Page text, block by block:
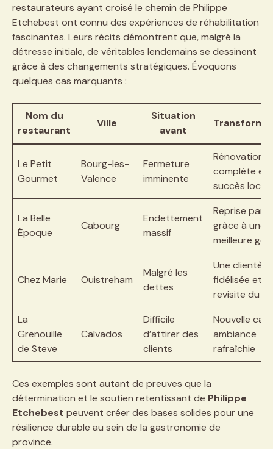
restaurateurs ayant croisé le chemin de Philippe
Etchebest ont connu des expériences de réhabilitation
fascinantes. Leurs récits démontrent que, malgré la
détresse initiale, de véritables lendemains se dessinent
grâce à des changements stratégiques. Évoquons
quelques cas marquants :
Nom du
restaurant
Ville
Situation
avant
Le Petit
Gourmet
Bourg-les-
Valence
Fermeture
imminente
Rénovation
complète et
succès local
La Belle
Époque
Cabourg
Endettement
massif
Reprise
grâce à une
meilleure
Chez Marie Ouistreham
Malgré les
dettes
Une clientèle
fidélisée et
revisite du
La
Grenouille
de Steve
Calvados
Difficile
d’attirer des
clients
Nouvelle
ambiance
rafraîchie
Ces exemples sont autant de preuves que la
détermination et le soutien retentissant de Philippe
Etchebest peuvent créer des bases solides pour une
résilience durable au sein de la gastronomie de
province.